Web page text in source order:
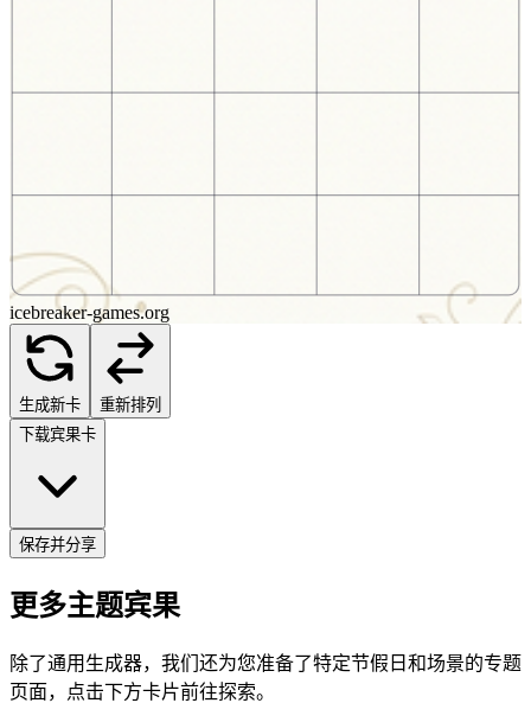
icebreaker-games.org
生成新卡
重新排列
下载宾果卡
保存并分享
更多主题宾果
除了通用生成器，我们还为您准备了特定节假日和场景的专题
页面，点击下方卡片前往探索。